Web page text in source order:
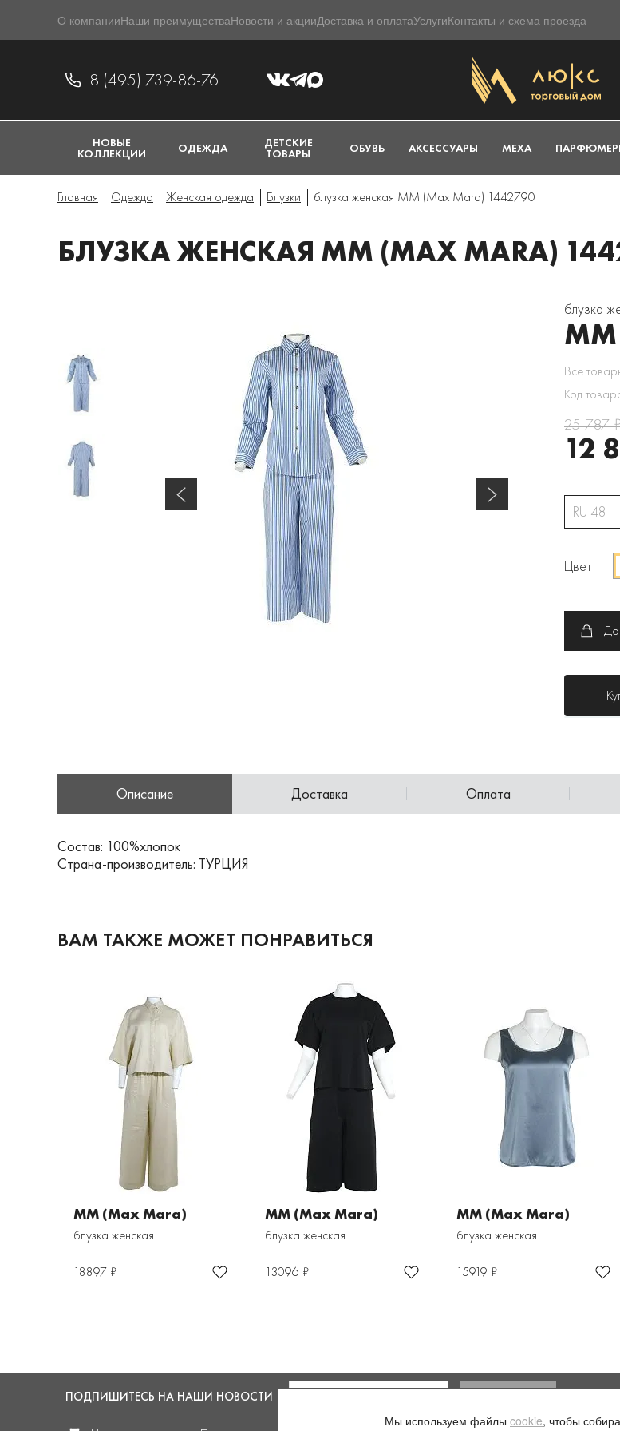
О компанииНаши преимуществаНовости и акцииДоставка и оплатаУслугиКонтакты и схема проезда
8 (495) 739-86-76
НОВЫЕ
КОЛЛЕКЦИИ ОДЕЖДА ДЕТСКИЕ
ТОВАРЫ ОБУВЬ АКСЕССУАРЫ МЕХА
Главная Одежда Женская одежда Блузки блузка женская MM (Max Mara) 1442790
БЛУЗКА ЖЕНСКАЯ MM (MAX MARA)
блузка
Все
Код
25 787
12
RU 48
Цвет:
Описание Доставка Оплата
Состав: 100%хлопок
Страна-производитель: ТУРЦИЯ
ВАМ ТАКЖЕ МОЖЕТ ПОНРАВИТЬСЯ
MM (Max Mara)
блузка женская
18897 ₽
MM (Max Mara)
блузка женская
13096 ₽
MM (Max Mara)
блузка женская
15919 ₽
ПОДПИШИТЕСЬ НА НАШИ НОВОСТИ
Мы используем файлы cookie, чтобы